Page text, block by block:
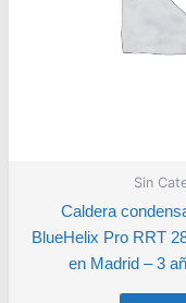
Sin
Caldera
BlueHelix Pro RRT
en Madrid – 3